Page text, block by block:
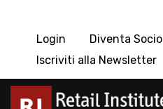
Login
Diventa Socio
Iscriviti alla Newsletter